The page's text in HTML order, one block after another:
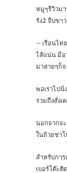
หมูๆรีวิวม
รัง2 จีบขาว
– เรือนไท
ไส้แน่น มีอ
มาสายๆก็
พอเราไป
รวมถึงสั่ง
นอกจากจ
ในถ้วยชา
สำหรับกา
เบอร์โต๊ะติ